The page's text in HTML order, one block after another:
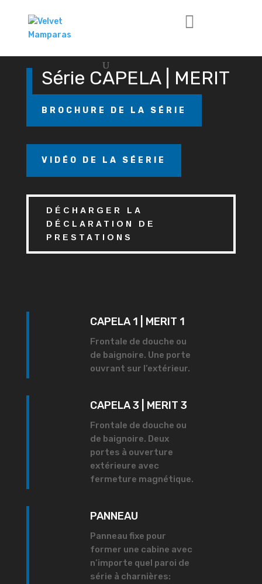
Série CAPELA | MERIT
BROCHURE DE LA SÉRIE
VIDÉO DE LA SÉERIE
DÉCHARGER LA
DÉCLARATION DE
PRESTATIONS
CAPELA 1 | MERIT 1
Frontale de douche ou
de baignoire. Une porte
ouvrant sur l’extérieur.
CAPELA 3 | MERIT 3
Frontale de douche ou
de baignoire. Deux
portes à ouverture
extérieure avec
fermeture magnétique.
PANNEAU
Panneau fixe pour
former une cabine avec
n’importe quel paroi de
série à charnières: